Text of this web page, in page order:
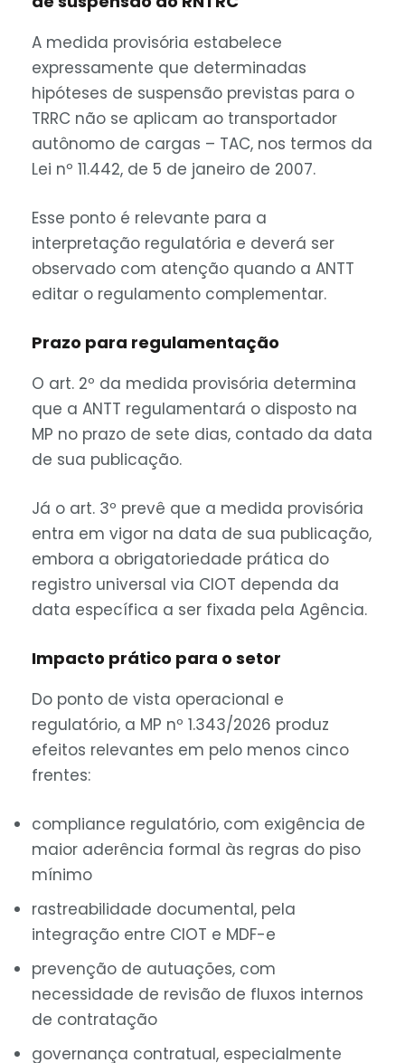
A medida provisória estabelece
expressamente que determinadas
hipóteses de suspensão previstas para o
TRRC não se aplicam ao transportador
autônomo de cargas – TAC, nos termos da
Lei nº 11.442, de 5 de janeiro de 2007.
Esse ponto é relevante para a
interpretação regulatória e deverá ser
observado com atenção quando a ANTT
editar o regulamento complementar.
Prazo para regulamentação
O art. 2º da medida provisória determina
que a ANTT regulamentará o disposto na
MP no prazo de sete dias, contado da data
de sua publicação.
Já o art. 3º prevê que a medida provisória
entra em vigor na data de sua publicação,
embora a obrigatoriedade prática do
registro universal via CIOT dependa da
data específica a ser fixada pela Agência.
Impacto prático para o setor
Do ponto de vista operacional e
regulatório, a MP nº 1.343/2026 produz
efeitos relevantes em pelo menos cinco
frentes:
compliance regulatório, com exigência de
maior aderência formal às regras do piso
mínimo
rastreabilidade documental, pela
integração entre CIOT e MDF-e
prevenção de autuações, com
necessidade de revisão de fluxos internos
de contratação
governança contratual, especialmente